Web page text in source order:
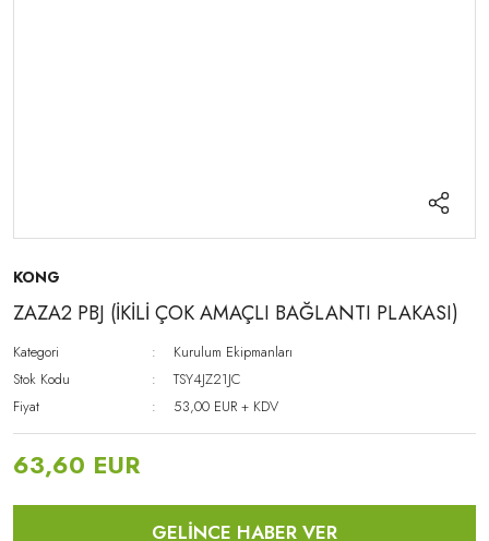
KONG
ZAZA2 PBJ (İKİLİ ÇOK AMAÇLI BAĞLANTI PLAKASI)
Kategori
Kurulum Ekipmanları
Stok Kodu
TSY4JZ21JC
Fiyat
53,00 EUR + KDV
63,60 EUR
GELİNCE HABER VER